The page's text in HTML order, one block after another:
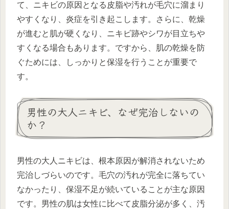
て、ニキビの原因となる皮脂や汚れが毛穴に溜まり
やすくなり、炎症を引き起こします。さらに、乾燥
が進むと肌が硬くなり、ニキビ跡やシワが目立ちや
すくなる場合もあります。ですから、肌の乾燥を防
ぐためには、しっかりと保湿を行うことが重要で
す。
男性の大人ニキビ、なぜ完治しないの
か？
男性の大人ニキビは、根本原因が解消されないため
完治しづらいのです。毛穴の汚れが完全に落ちてい
なかったり、保湿不足が続いていることが主な原因
です。男性の肌は女性に比べて皮脂分泌が多く、汚